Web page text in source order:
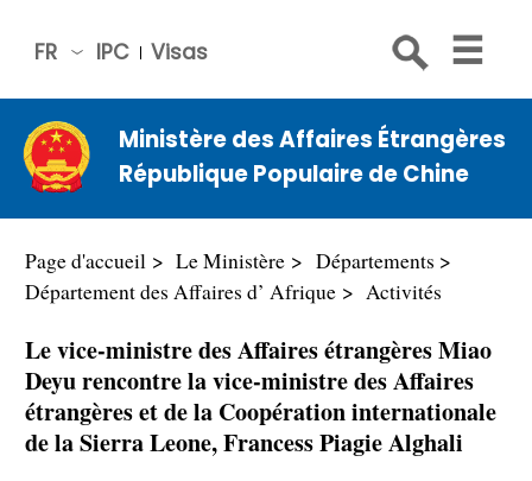
IPC Visas
FR
中文
Engli
sh
Русс
Espa
عربي
Ministère des Affaires Étrangères
République Populaire de Chine
Page d'accueil Le Ministère
Départements
Département des Affaires d’ Afrique
Activités
Le vice-ministre des Affaires étrangères Miao
Deyu rencontre la vice-ministre des Affaires
étrangères et de la Coopération internationale
de la Sierra Leone, Francess Piagie Alghali